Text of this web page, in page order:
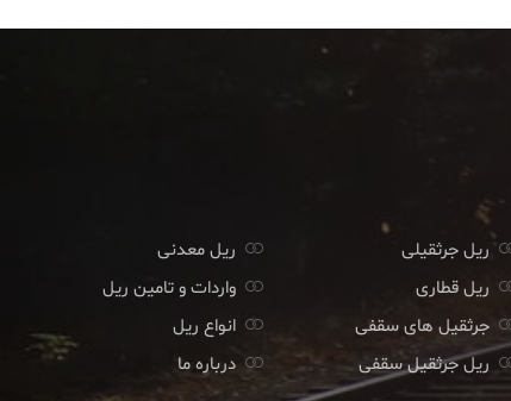
ریل جرثقیلی
ریل معدنی
ریل قطاری
واردات و تامین ریل
جرثقیل های سقفی
انواع ریل
ریل جرثقیل سقفی
درباره ما